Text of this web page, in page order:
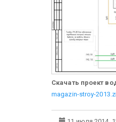
Скачать проект
magazin-stroy-